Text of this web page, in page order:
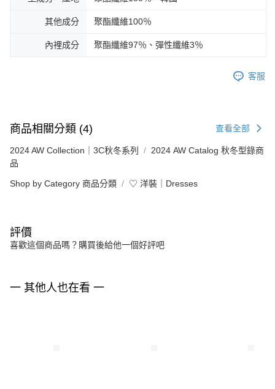
其他成分 聚酯纖維100％
內裡成分 聚酯纖維97％、彈性纖維3％
客服
商品相關分類 (4) 查看全部
2024 AW Collection｜3C秋冬系列
2024 AW Catalog 秋冬型錄商
品
Shop by Category 商品分類 ♡ 洋裝｜Dresses
評價
喜歡這個商品嗎？購買後給他一個好評吧
一 其他人也在看 一